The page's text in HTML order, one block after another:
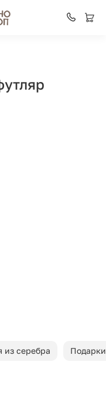
из серебра